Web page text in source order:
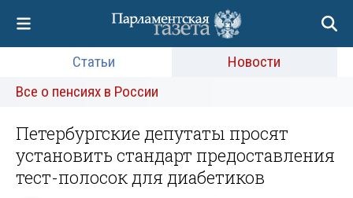
Статьи
Новости
Все о пенсиях в России
Петербургские депутаты просят
установить стандарт предоставления
тест-полосок для диабетиков